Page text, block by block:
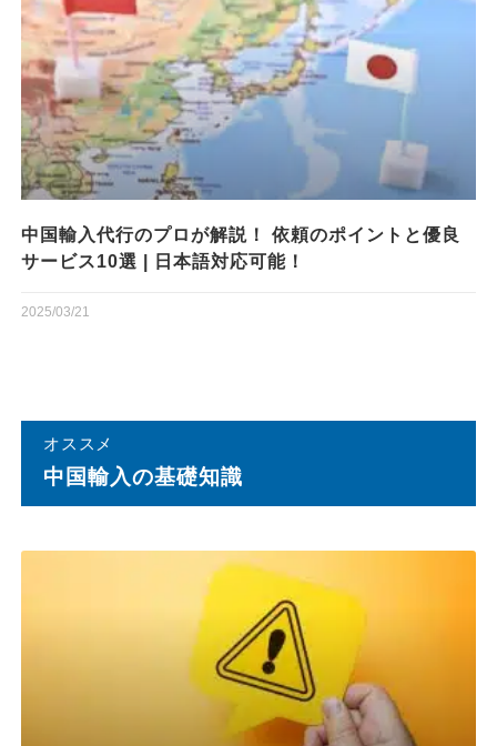
中国輸入代行のプロが解説！ 依頼のポイントと優良
サービス10選 | 日本語対応可能！
2025/03/21
オススメ
中国輸⼊の基礎知識